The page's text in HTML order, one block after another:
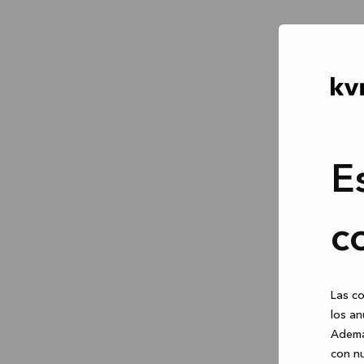
Las
los
con